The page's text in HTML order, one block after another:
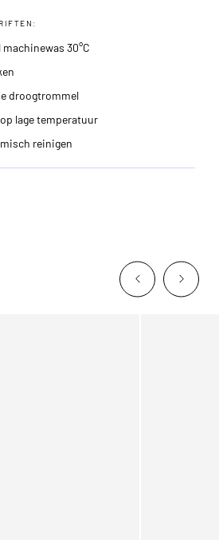
machinewas 30°C
droogtrommel
lage temperatuur
reinigen